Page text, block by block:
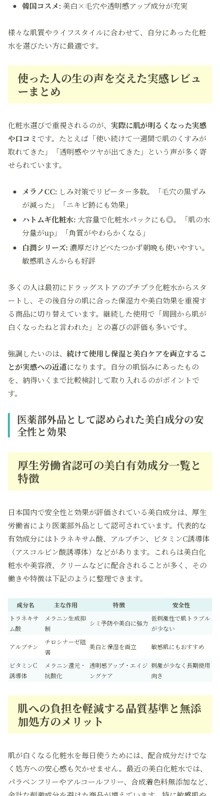
韓国コスメ: 美白×毛穴や透明感アップ成分が充実
様々な肌質やライフスタイルに合わせて、自分にあった化粧
水を選びたい方に最適です。
使った人の生の声を交えた実感レビュ
ーまとめ
化粧水選びで重視されるのが、 実際に肌が明るくなった実感
や口コミ です。たとえば「使い続けて一週間で肌のくすみが
取れてきた」「透明感やツヤが出てきた」という声が多く寄
せられています。
メラノCC: しみ対策でリピーター多数。「毛穴の黒ずみ
が減った」「ニキビ跡にも効果」
ハトムギ化粧水: 大容量で化粧水パックにも◎。「肌の水
分量がup」「角質がやわらかくなる」
白潤シリーズ: 濃厚だけどべたつかず朝晩も使いやすい。
敏感肌さんからも好評
多くの人は最初にドラッグストアのプチプラ化粧水からスタ
ートし、その後自分の肌に合った保湿力や美白効果を重視す
る商品に切り替えています。継続した使用で「周囲から肌が
白くなったねと言われた」との喜びの評価も多いです。
強調したいのは、 続けて使用し保湿と美白ケアを両立するこ
とが実感への近道になります。自分の肌悩みにあったもの
を、納得いくまで比較検討して取り入れるのがポイントで
す。
医薬部外品として認められた美白成分の安
全性と効果
厚生労働省認可の美白有効成分一覧と
特徴
日本国内で安全性と効果が評価されている美白成分は、厚生
労働省により医薬部外品として認可されています。代表的な
有効成分にはトラネキサム酸、アルブチン、ビタミンC誘導体
（アスコルビン酸誘導体）などがあります。これらは美白化
粧水や美容液、クリームなどに配合されることが多く、その
働きや特徴は下記のように整理できます。
成分名 主な作用 特徴
安全性
トラネキサ
ム酸
メラニン生成抑
制
シミ予防や美白に強力
低刺激性で肌トラブル
が少ない
アルブチン
チロシナーゼ阻
害
美白と保湿を両立 敏感肌にもおすすめ
ビタミンC
誘導体
メラニン還元・
抗酸化
透明感アップ・エイジ
ングケア
刺激が少なく長期使用
向き
肌への負担を軽減する品質基準と無添
加処方のメリット
肌が白くなる化粧水を毎日使うためには、配合成分だけでな
く処方への安心感も欠かせません。最近の美白化粧水では、
パラベンフリーやアルコールフリー、合成着色料無添加など、